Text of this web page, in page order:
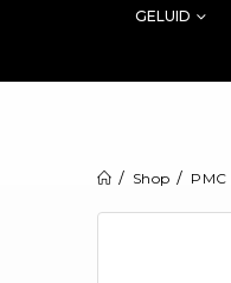
GELUID
Shop PMC